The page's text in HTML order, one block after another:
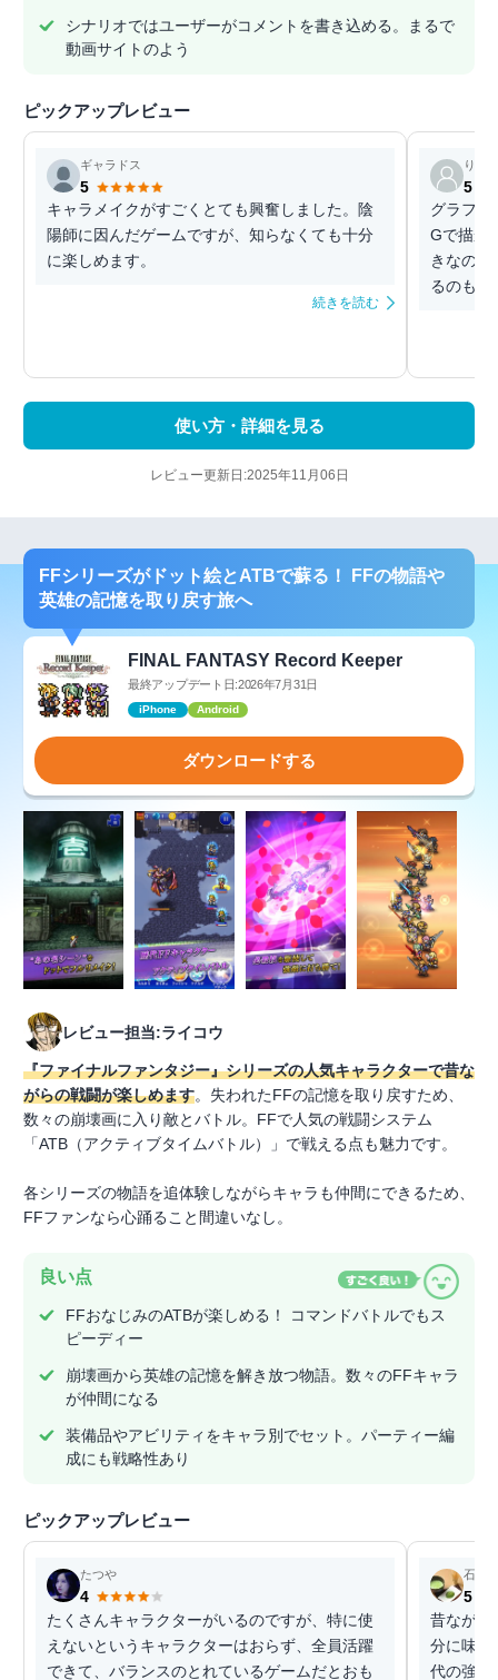
シナリオではユーザーがコメントを書き込める。まるで
動画サイトのよう
ピックアップレビュー
ギャラドス
5
キャラメイクがすごくとても興奮しました。陰
陽師に因んだゲームですが、知らなくても十分
に楽しめます。
続きを読む
りお
5
グラフィ
Gで描か
きなの
るのも嬉
使い方・詳細を見る
レビュー更新日:2025年11月06日
FFシリーズがドット絵とATBで蘇る！ FFの物語や
英雄の記憶を取り戻す旅へ
FINAL FANTASY Record Keeper
最終アップデート日:2026年7月31日
iPhone Android
ダウンロードする
レビュー担当:ライコウ
『ファイナルファンタジー』シリーズの人気キャラクターで昔な
がらの戦闘が楽しめます。失われたFFの記憶を取り戻すため、
数々の崩壊画に入り敵とバトル。FFで人気の戦闘システム
「ATB（アクティブタイムバトル）」で戦える点も魅力です。
各シリーズの物語を追体験しながらキャラも仲間にできるため、
FFファンなら心踊ること間違いなし。
良い点
FFおなじみのATBが楽しめる！ コマンドバトルでもス
ピーディー
崩壊画から英雄の記憶を解き放つ物語。数々のFFキャラ
が仲間になる
装備品やアビリティをキャラ別でセット。パーティー編
成にも戦略性あり
ピックアップレビュー
たつや
4
たくさんキャラクターがいるのですが、特に使
えないというキャラクターはおらず、全員活躍
できて、バランスのとれているゲームだとおも
石狩
5
昔ながら
分に味わ
代の強敵